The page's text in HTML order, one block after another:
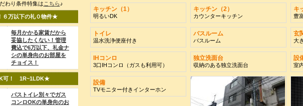
キッチン（1）
明るいDK
キッチン（2）
カウンターキッチン
キ
豊
トイレ
温水洗浄便座付き
バスルーム
バスルーム
玄
大
IHコンロ
3口IHコンロ（ガスも利用可）
独立洗面台
収納のある独立洗面台
設
室
設備
TVモニター付きインターホン
わり条件特集は こちら♪
６万以下の礼０物件★
毎月かかる家賃だから
妥協したくない！管理
費込で6万以下、礼金ナ
シの単身向のお部屋を
チョイス！
可！ 1R~1LDK★
バストイレ別々でガス
コンロOKの単身向のお